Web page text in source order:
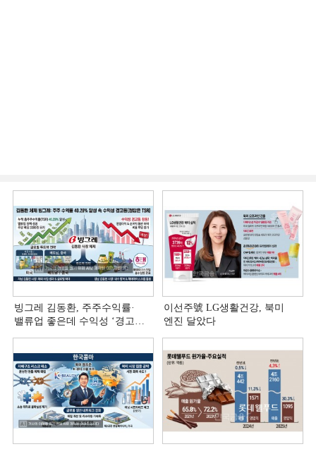
빙그레 김동환, 주주수익률·
밸류업 좋은데 수익성 ‘경고등ʼ
이선주號 LG생활건강, 북미
엔진 달았다